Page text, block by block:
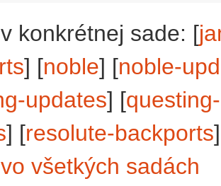
konkrétnej sade: [
] [noble] [noble-
updates] [
] [resolute-backports
vo všetkých sadách